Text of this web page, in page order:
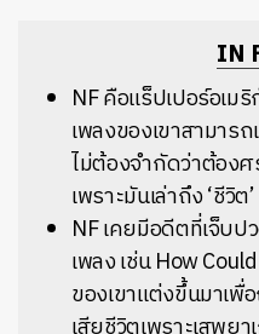
IN
NF คือแร็ปเปอร์อเม
เพลงของเขาสามาร
ไม่ต้องจำกัดว่าต้อง
เพราะมันเล่าถึง ‘ชีวิต’
NF เคยมีอดีตที่เจ็บป
เพลง เช่น How
ของเขาแต่งขึ้นมาเพื่